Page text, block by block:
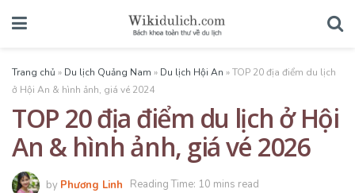
Trang chủ » Du lịch Quảng Nam » Du lịch Hội An »TOP 20 địa điểm du lịch
ở Hội An & hình ảnh, giá vé 2024
TOP 20 địa điểm du lịch ở Hội
An & hình ảnh, giá vé 2026
by Phương Linh Reading Time: 10 mins read